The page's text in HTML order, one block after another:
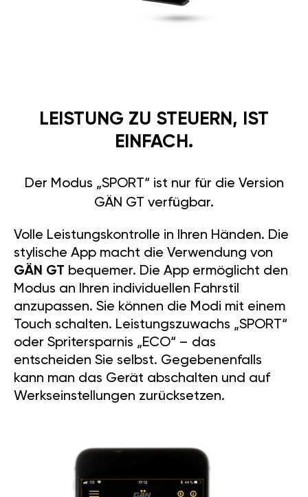
LEISTUNG ZU STEUERN, IST
EINFACH.
Der Modus „SPORT“ ist nur für die Version
GÄN GT verfügbar.
Volle Leistungskontrolle in Ihren Händen. Die
stylische App macht die Verwendung von
GÄN GT bequemer. Die App ermöglicht den
Modus an Ihren individuellen Fahrstil
anzupassen. Sie können die Modi mit einem
Touch schalten. Leistungszuwachs „SPORT“
oder Spritersparnis „ECO“ – das
entscheiden Sie selbst. Gegebenenfalls
kann man das Gerät abschalten und auf
Werkseinstellungen zurücksetzen.